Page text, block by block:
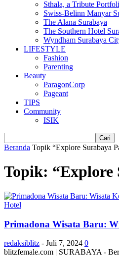
Sthala, a Tribute
Swiss-Belinn Manyar
The Alana Surabaya
The Southern Hotel
Wyndham Surabaya
LIFESTYLE
Fashion
Parenting
Beauty
ParagonCorp
Pageant
TIPS
Community
ISIK
Beranda Topik “Explore Surabaya
Topik: “Explore
Hotel
Primadona Wisata Baru:
redaksiblitz - Juli 7, 2024 0
blitzfemale.com | SURABAYA -